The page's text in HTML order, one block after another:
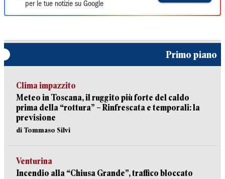
per le tue notizie su Google
Primo piano
Clima impazzito
Meteo in Toscana, il ruggito più forte del caldo
prima della “rottura” – Rinfrescata e temporali: la
previsione
di Tommaso Silvi
Venturina
Incendio alla “Chiusa Grande”, traffico bloccato